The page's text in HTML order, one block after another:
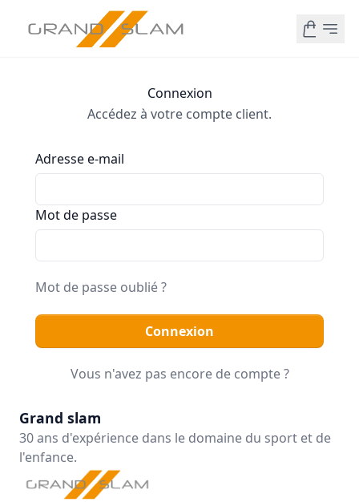
Connexion
Accédez à votre compte client.
Adresse e-mail
Mot de passe
Mot de passe oublié ?
Connexion
Vous n'avez pas encore de compte ?
Grand slam
30 ans d'expérience dans le domaine du sport et de
l'enfance.